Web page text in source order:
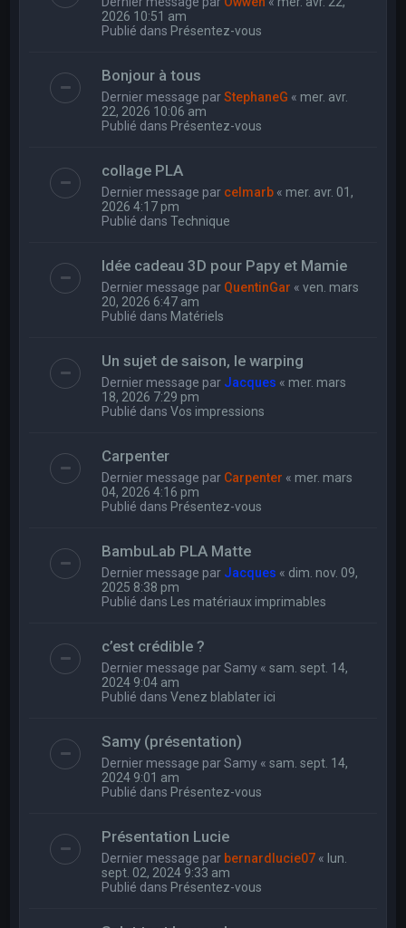
2026 10:51 am
Publié dans Présentez-vous
Bonjour à tous
Dernier message parStephaneG « mer. avr.
22, 2026 10:06 am
Publié dans Présentez-vous
collage PLA
Dernier message par celmarb « mer. avr. 01,
2026 4:17 pm
Publié dansTechnique
Idée cadeau 3D pour Papy et Mamie
Dernier message par QuentinGar «ven. mars
20, 2026 6:47 am
Publié dans Matériels
Un sujet de saison, le warping
Dernier message par Jacques « mer. mars
18, 2026 7:29 pm
Publié dansVos impressions
Carpenter
Dernier message par Carpenter « mer. mars
04, 2026 4:16 pm
Publié dans Présentez-vous
BambuLab PLA Matte
Dernier message par Jacques « dim. nov. 09,
2025 8:38 pm
Publié dans Les matériaux imprimables
c’est crédible ?
Dernier message parSamy «sam. sept. 14,
2024 9:04 am
Publié dansVenez blablater ici
Samy (présentation)
Dernier message parSamy «sam. sept. 14,
2024 9:01 am
Publié dans Présentez-vous
Présentation Lucie
Dernier message par bernardlucie07 « lun.
sept. 02, 2024 9:33 am
Publié dans Présentez-vous